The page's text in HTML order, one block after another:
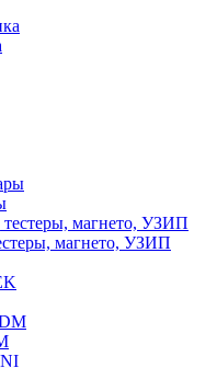
магнето, УЗИП